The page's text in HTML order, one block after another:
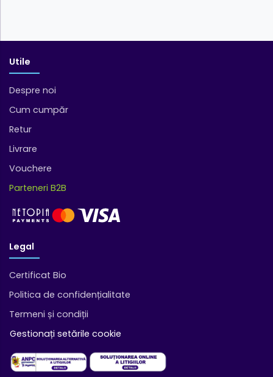
Utile
Despre noi
Cum cumpăr
Retur
Livrare
Vouchere
Parteneri B2B
Legal
Certificat Bio
Politica de confidențialitate
Termeni și condiții
Gestionați setările cookie